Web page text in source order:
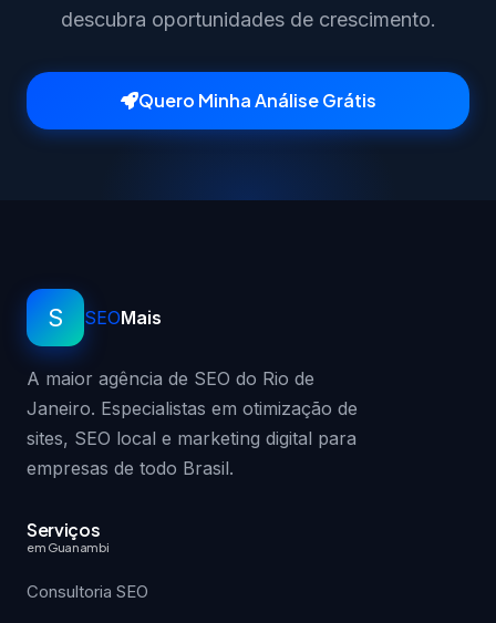
descubra oportunidades de crescimento.
Quero Minha Análise Grátis
S SEOMais
A maior agência de SEO do Rio de
Janeiro. Especialistas em otimização de
sites, SEO local e marketing digital para
empresas de todo Brasil.
Serviços
em Guanambi
Consultoria SEO